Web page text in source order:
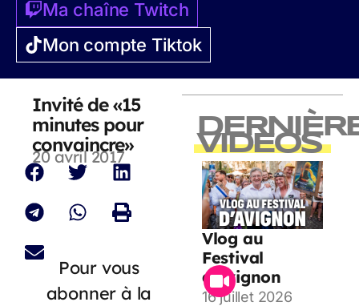
Ma chaîne Twitch
Mon compte Tiktok
Invité de «15
minutes pour
convaincre»
20 avril 2017
Pour vous
abonner à la
VIDEOS
Vlog au
Festival
d’Avignon
16 juillet 2026